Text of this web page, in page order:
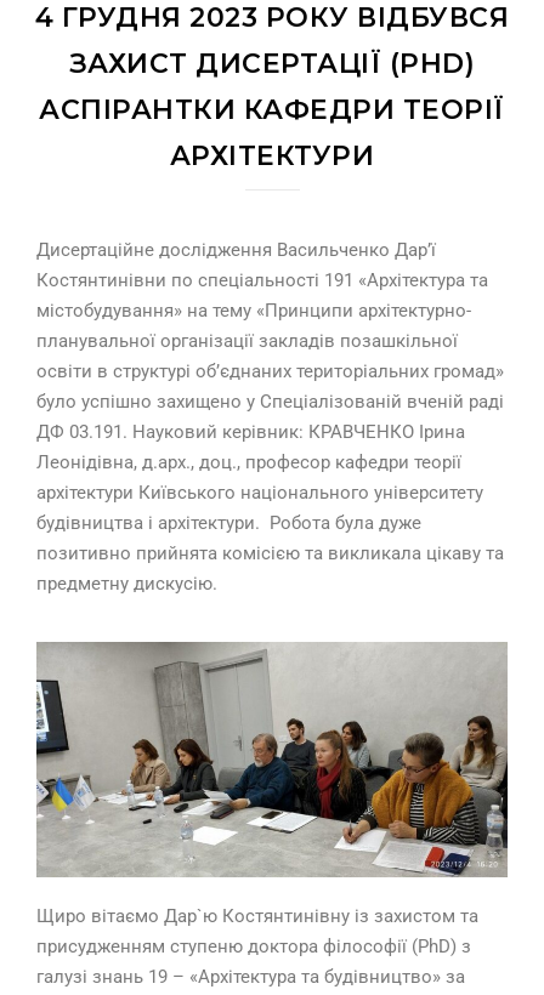
4 ГРУДНЯ 2023 РОКУ ВІДБУВСЯ
ЗАХИСТ ДИСЕРТАЦІЇ (PHD)
АСПІРАНТКИ КАФЕДРИ ТЕОРІЇ
АРХІТЕКТУРИ
Дисертаційне дослідження Васильченко Дар’ї
Костянтинівни по спеціальності 191 «Архітектура та
містобудування» на тему «Принципи архітектурно-
планувальної організації закладів позашкільної
освіти в структурі об’єднаних територіальних громад»
було успішно захищено у Спеціалізованій вченій раді
ДФ 03.191. Науковий керівник: КРАВЧЕНКО Ірина
Леонідівна, д.арх., доц., професор кафедри теорії
архітектури Київського національного університету
будівництва і архітектури. Робота була дуже
позитивно прийнята комісією та викликала цікаву та
предметну дискусію.
Щиро вітаємо Дар`ю Костянтинівну із захистом та
присудженням ступеню доктора філософії (PhD) з
галузі знань 19 – «Архітектура та будівництво» за